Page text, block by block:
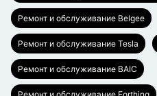
Ремонт и обслуживание Belgee
Ремонт и обслуживание Tesla
Ремонт и обслуживание BAIC